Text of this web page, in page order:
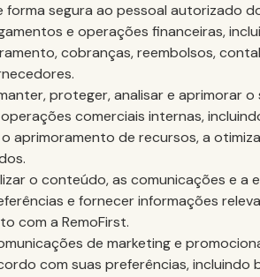
forma segura ao pessoal autorizado
e operações financeiras,
cobranças, reembolsos,
proteger, analisar e aprimorar
comerciais internas,
aprimoramento de recursos, a
o conteúdo, as comunicações e a
e fornecer informações
com a RemoFirst.
de marketing e
com suas preferências, incluindo